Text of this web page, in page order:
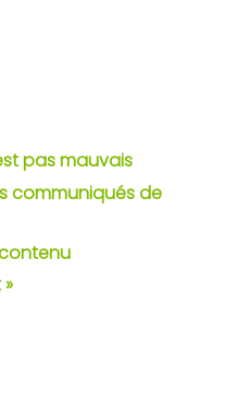
pas mauvais
communiqués de